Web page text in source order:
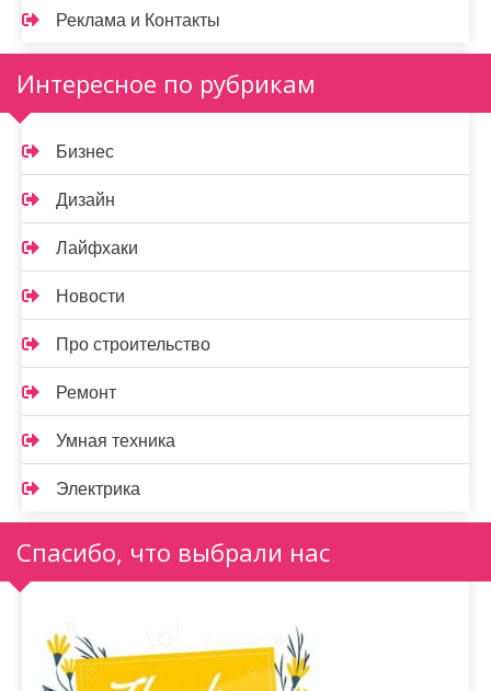
Реклама и Контакты
Интересное по рубрикам
Бизнес
Дизайн
Лайфхаки
Новости
Про строительство
Ремонт
Умная техника
Электрика
Спасибо, что выбрали нас